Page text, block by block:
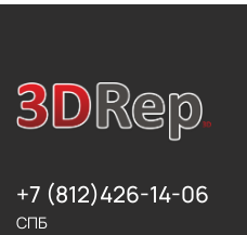
+7 (812)426-14-06
СПБ